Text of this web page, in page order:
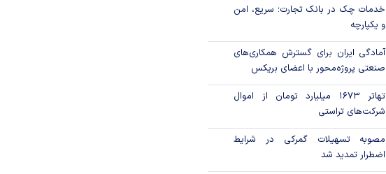
خدمات چک در بانک تجارت؛ سریع، امن
و یکپارچه
آمادگی ایران برای گسترش همکاری‌های
صنعتی پروژه‌محور با اعضای بریکس
تهاتر ۱۶۷۳ میلیارد تومان از اموال
شرکت‌های تراستی
مصوبه تسهیلات گمرکی در شرایط
اضطرار تمدید شد